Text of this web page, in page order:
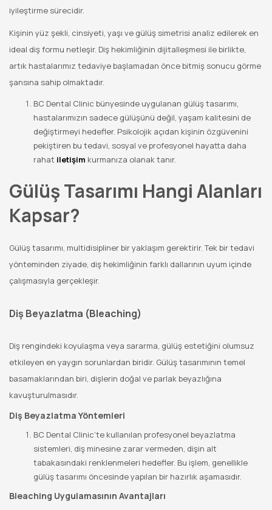
iyileştirme sürecidir.
Kişinin yüz şekli, cinsiyeti, yaşı ve gülüş simetrisi analiz edilerek en
ideal diş formu netleşir. Diş hekimliğinin dijitalleşmesi ile birlikte,
artık hastalarımız tedaviye başlamadan önce bitmiş sonucu görme
şansına sahip olmaktadır.
BC Dental Clinic bünyesinde uygulanan gülüş tasarımı,
hastalarımızın sadece gülüşünü değil, yaşam kalitesini de
değiştirmeyi hedefler. Psikolojik açıdan kişinin özgüvenini
pekiştiren bu tedavi, sosyal ve profesyonel hayatta daha
rahat iletişim kurmanıza olanak tanır.
Gülüş Tasarımı Hangi Alanları
Kapsar?
Gülüş tasarımı, multidisipliner bir yaklaşım gerektirir. Tek bir tedavi
yönteminden ziyade, diş hekimliğinin farklı dallarının uyum içinde
çalışmasıyla gerçekleşir.
Diş Beyazlatma (Bleaching)
Diş rengindeki koyulaşma veya sararma, gülüş estetiğini olumsuz
etkileyen en yaygın sorunlardan biridir. Gülüş tasarımının temel
basamaklarından biri, dişlerin doğal ve parlak beyazlığına
kavuşturulmasıdır.
Diş Beyazlatma Yöntemleri
BC Dental Clinic’te kullanılan profesyonel beyazlatma
sistemleri, diş minesine zarar vermeden, dişin alt
tabakasındaki renklenmeleri hedefler. Bu işlem, genellikle
gülüş tasarımı öncesinde yapılan bir hazırlık aşamasıdır.
Bleaching Uygulamasının Avantajları